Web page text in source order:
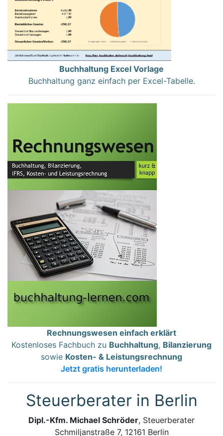
Buchhaltung Excel Vorlage
Buchhaltung ganz einfach per Excel-Tabelle.
Rechnungswesen einfach erklärt
Kostenloses Fachbuch zu Buchhaltung, Bilanzierung
sowie Kosten- & Leistungsrechnung
Jetzt gratis herunterladen!
Steuerberater in Berlin
Dipl.-Kfm. Michael Schröder, Steuerberater
Schmiljanstraße 7, 12161 Berlin